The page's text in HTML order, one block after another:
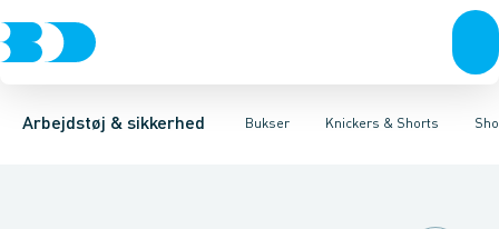
Arbejdstøj & sikkerhed Bukser
Trøjer & t-shirtsBukser Overtøj & huer Undertøj & sokker Sko
Knickers & Shorts
BukserKnickers & Shorts OverallsKedeldragterKnæskånere
Knickers med hængelommerKnickers med lårlommer